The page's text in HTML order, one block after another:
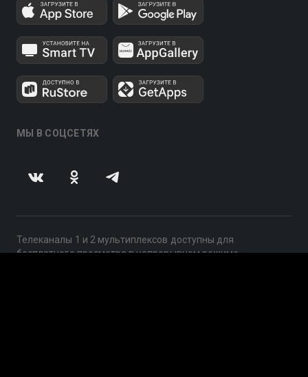
МЫ В СОЦСЕТЯХ
Телеканалы 1 и 2 мультиплексов доступны для
бесплатного просмотра в непрерывном режиме,